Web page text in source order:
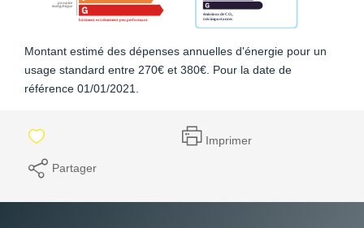
Montant estimé des dépenses annuelles d'énergie pour un
usage standard entre 270€ et 380€. Pour la date de
référence 01/01/2021.
Imprimer
Partager